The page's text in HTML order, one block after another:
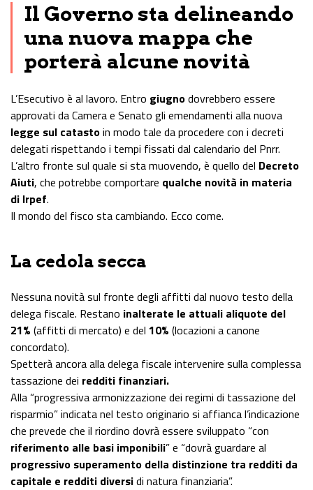
Il Governo sta delineando
una nuova mappa che
porterà alcune novità
L’Esecutivo è al lavoro. Entro giugnodovrebbero essere
approvati da Camera e Senato gli emendamenti alla nuova
legge sul catastoin modo tale da procedere con i decreti
delegati rispettando i tempi fissati dal calendario del Pnrr.
L’altro fronte sul quale si sta muovendo, è quello del Decreto
Aiuti, che potrebbe comportare qualche novità in materia
di Irpef.
Il mondo del fisco sta cambiando. Ecco come.
La cedola secca
Nessuna novità sul fronte degli affitti dal nuovo testo della
delega fiscale. Restano inalterate le attuali aliquote del
21% (affitti di mercato) e del 10% (locazioni a canone
concordato).
Spetterà ancora alla delega fiscale intervenire sulla complessa
tassazione dei redditi finanziari.
Alla “progressiva armonizzazione dei regimi di tassazione del
risparmio” indicata nel testo originario si affianca l’indicazione
che prevede che il riordino dovrà essere sviluppato “con
riferimento alle basi imponibili” e “dovrà guardare al
progressivo superamento della distinzione tra redditi da
capitale e redditi diversidi natura finanziaria”.